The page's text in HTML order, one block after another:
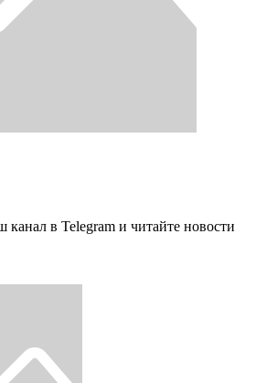
в Telegram и читайте новости